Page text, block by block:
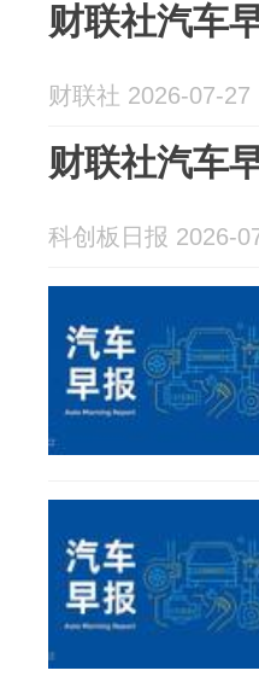
财联社汽车
财联社 2026-07-27
财联社汽车
科创板日报 2026-